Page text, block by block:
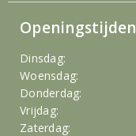
Openingstijden
Dinsdag:
Woensdag:
Donderdag:
Vrijdag:
Zaterdag: